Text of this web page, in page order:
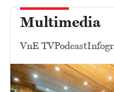
Multimedia
VnE TVPodcast